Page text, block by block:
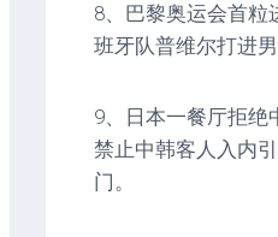
8、巴黎奥运会首粒
班牙队普维尔打进
9、日本一餐厅拒绝
禁止中韩客人入内
门。